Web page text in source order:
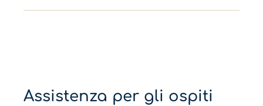
Assistenza per gli ospiti